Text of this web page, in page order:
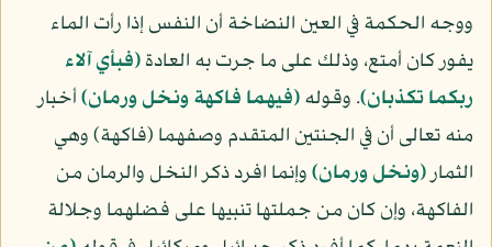
ووجه الحكمة في العين النضاخة أن النفس إذا رأت الماء
يفور كان أمتع، وذلك على ما جرت به العادة(فبأي آلاء
ربكما تكذبان). وقوله(فيهما فاكهة ونخل ورمان)أخبار
منه تعالى أن في الجنتين المتقدم وصفهما (فاكهة) وهي
الثمار(ونخل ورمان)وإنما افرد ذكر النخل والرمان من
الفاكهة، وإن كان من جملتها تنبيها على فضلهما وجلالة